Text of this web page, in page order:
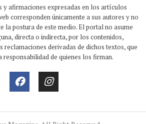
y afirmaciones expresadas en los artículos
corresponden únicamente a sus autores y no
la postura de este medio. El portal no asume
directa o indirecta, por los contenidos,
reclamaciones derivadas de dichos textos, que
responsabilidad de quienes los firman.